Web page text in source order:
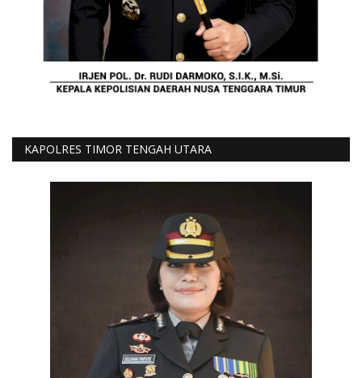
KAPOLRES TIMOR TENGAH UTARA